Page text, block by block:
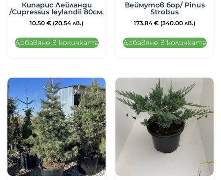
Кипарис Лейланди
/Cupressus leylandii 80см.
10.50 € (20.54 лв.)
Добавяне в количката
Веймутов бор/ Pinus
Strobus
173.84 € (340.00 лв.)
Добавяне в количката